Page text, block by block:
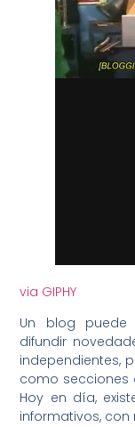
via GIPHY
Un blog puede
difundir
independientes,
como secciones
Hoy en día,
informativos,